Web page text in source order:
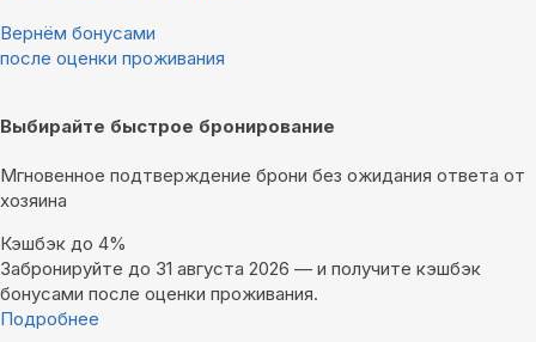
Вернём бонусами
после оценки проживания
Выбирайте быстрое бронирование
Мгновенное подтверждение брони без ожидания ответа от
хозяина
Кэшбэк до 4%
Забронируйте до 31 августа 2026 — и получите кэшбэк
бонусами после оценки проживания.
Подробнее